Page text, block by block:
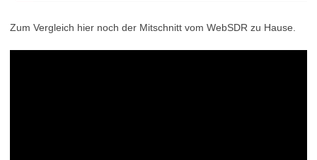
Zum Vergleich hier noch der Mitschnitt vom WebSDR zu Hause.